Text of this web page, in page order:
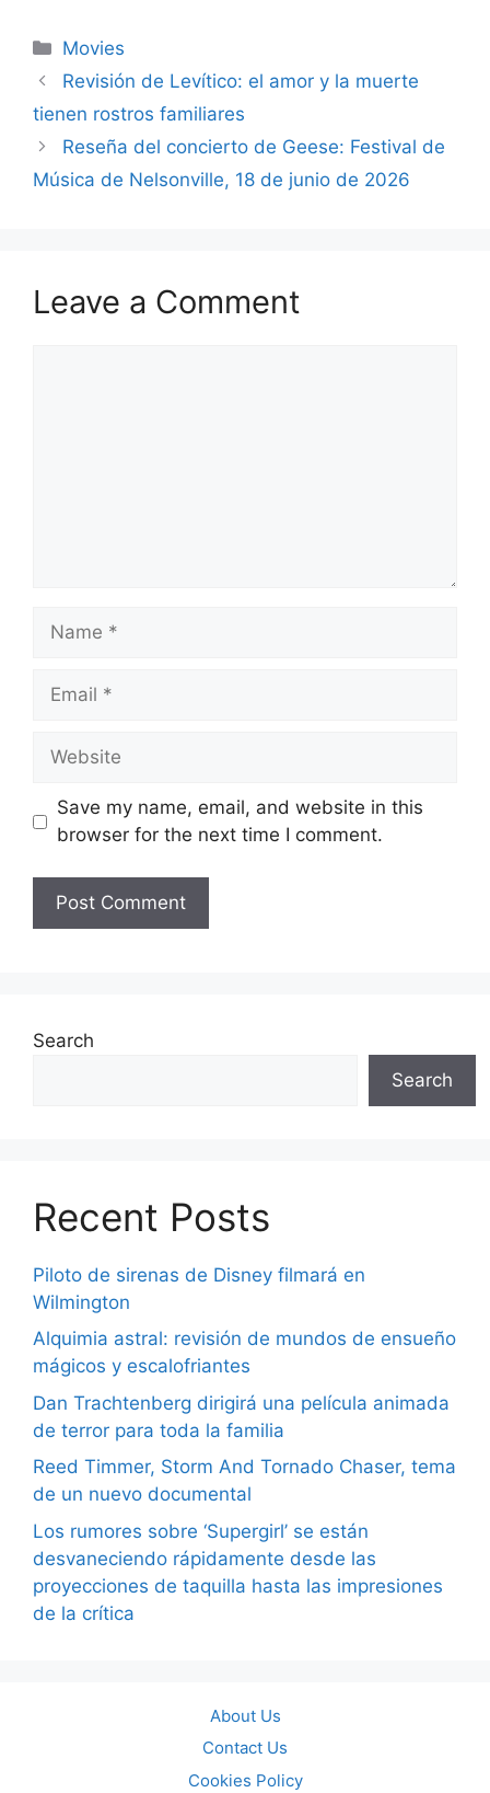
Categories
Movies
Revisión de Levítico: el amor y la muerte
tienen rostros familiares
Reseña del concierto de Geese: Festival de
Música de Nelsonville, 18 de junio de 2026
Leave a Comment
Name
Email
Website
Save my name, email, and website in this
browser for the next time I comment.
Search
Search
Recent Posts
Piloto de sirenas de Disney filmará en
Wilmington
Alquimia astral: revisión de mundos de ensueño
mágicos y escalofriantes
Dan Trachtenberg dirigirá una película animada
de terror para toda la familia
Reed Timmer, Storm And Tornado Chaser, tema
de un nuevo documental
Los rumores sobre ‘Supergirl’ se están
desvaneciendo rápidamente desde las
proyecciones de taquilla hasta las impresiones
de la crítica
About Us
Contact Us
Cookies Policy